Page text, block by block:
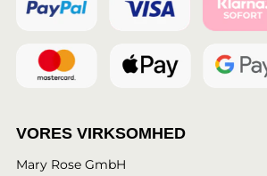
VORES VIRKSOMHED
Mary Rose GmbH